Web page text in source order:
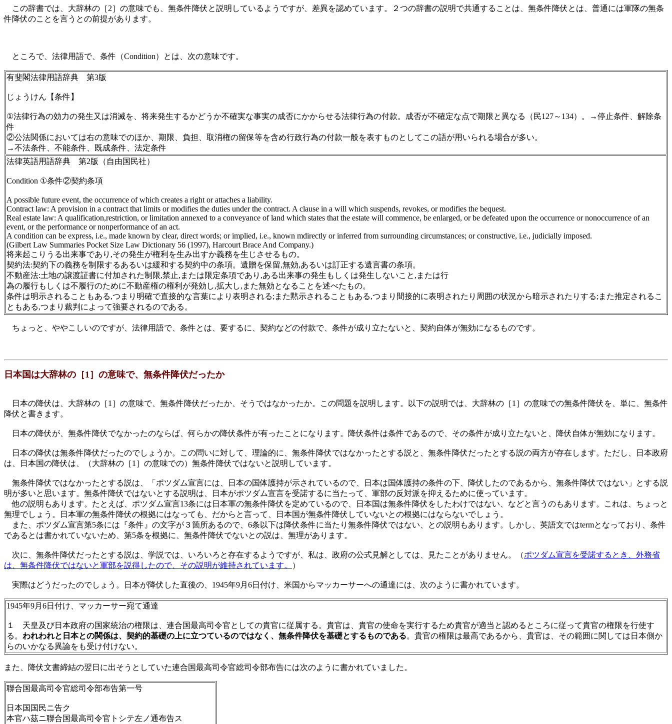
この辞書では、大辞林の［2］の意味でも、無条件降伏と説明しているようですが、差異を認めています。２つの辞書の説明で共通することは、無条件降伏とは、普通には軍隊の無条
件降伏のことを言うとの前提があります。
ところで、法律用語で、条件（Condition）とは、次の意味です。
有斐閣法律用語辞典 第3版
じょうけん【条件】
①法律行為の効力の発生又は消滅を、将来発生するかどうか不確実な事実の成否にかからせる法律行為の付款。成否が不確定な点で期限と異なる（民127～134）。→停止条件、解除条
件
②公法関係においては右の意味でのほか、期限、負担、取消権の留保等を含め行政行為の付款一般を表すものとしてこの語が用いられる場合が多い。
→不法条件、不能条件、既成条件、法定条件
法律英語用語辞典 第2版（自由国民社）
Condition ①条件②契約条項
A possible future event, the occurrence of which creates a right or attaches a liability.
Contract law: A provision in a contract that limits or modifies the duties under the contract. A clause in a will which suspends, revokes, or modifies the bequest.
Real estate law: A qualification,restriction, or limitation annexed to a conveyance of land which states that the estate will commence, be enlarged, or be defeated upon the occurrence or nonoccurrence of an
event, or the performance or nonperformance of an act.
A condition can be express, i.e., made known by clear, direct words; or implied, i.e., known mdirectly or inferred from surrounding circumstances; or constructive, i.e., judicially imposed.
(Gilbert Law Summaries Pocket Size Law Dictionary 56 (1997), Harcourt Brace And Company.)
将来起こりうる出来事であり,その発生が権利を生み出すか義務を生じさせるもの。
契約法:契約下の義務を制限するあるいは緩和する契約中の条項。遺贈を保留,無効,あるいは訂正する遺言書の条項。
不動産法:土地の譲渡証書に付加された制限,禁止,または限定条項であり,ある出来事の発生もしくは発生しないこと,または行
為の履行もしくは不履行のために不動産権の権利が発効し,拡大し,また無効となることを述べたもの。
条件は明示されることもある,つまり明確で直接的な言葉により表明される;また黙示されることもある,つまり間接的に表明されたり周囲の状況から暗示されたりする;また推定されるこ
ともある,つまり裁判によって強要されるのである。
ちょっと、ややこしいのですが、法律用語で、条件とは、要するに、契約などの付款で、条件が成り立たないと、契約自体が無効になるものです。
日本国は大辞林の［1］の意味で、無条件降伏だったか
日本の降伏は、大辞林の［1］の意味で、無条件降伏だったか、そうではなかったか。この問題を説明します。以下の説明では、大辞林の［1］の意味での無条件降伏を、単に、無条件
降伏と書きます。
日本の降伏が、無条件降伏でなかったのならば、何らかの降伏条件が有ったことになります。降伏条件は条件であるので、その条件が成り立たないと、降伏自体が無効になります。
日本の降伏は無条件降伏だったのでしょうか。この問いに対して、理論的に、無条件降伏ではなかったとする説と、無条件降伏だったとする説の両方が存在します。ただし、日本政府
は、日本国の降伏は、（大辞林の［1］の意味での）無条件降伏ではないと説明しています。
無条件降伏ではなかったとする説は、「ポツダム宣言には、日本の国体護持が示されているので、日本は国体護持の条件の下、降伏したのであるから、無条件降伏ではない」とする説
明が多いと思います。無条件降伏ではないとする説明は、日本がポツダム宣言を受諾するに当たって、軍部の反対派を抑えるために使っています。
他の説明もあります。たとえば、ポツダム宣言13条には日本軍の無条件降伏を定めているので、日本国は無条件降伏をしたわけではない、などと言うのもあります。これは、ちょっと
無理でしょう。日本軍の無条件降伏の根拠にはなっても、だからと言って、日本国が無条件降伏していないとの根拠にはならないでしょう。
また、ポツダム宣言第5条には『条件』の文字が３箇所あるので、6条以下は降伏条件に当たり無条件降伏ではない、との説明もあります。しかし、英語文ではtermとなっており、条件
であるとは書かれていないため、第5条を根拠に、無条件降伏でないとの説は、無理があります。
次に、無条件降伏だったとする説は、学説では、いろいろと存在するようですが、私は、政府の公式見解としては、見たことがありません。（ポツダム宣言を受諾するとき、外務省
は、無条件降伏ではないと軍部を説得したので、その説明が維持されています。
）
実際はどうだったのでしょう。日本が降伏した直後の、1945年9月6日付け、米国からマッカーサーへの通達には、次のように書かれています。
1945年9月6日付け、マッカーサー宛て通達
１ 天皇及び日本政府の国家統治の権限は、連合国最高司令官としての貴官に従属する。貴官は、貴官の使命を実行するため貴官が適当と認めるところに従って貴官の権限を行使す
る。 われわれと日本との関係は、契約的基礎の上に立つているのではなく、無条件降伏を基礎とするものである。貴官の権限は最高であるから、貴官は、その範囲に関しては日本側か
らのいかなる異論をも受け付けない。
また、降伏文書締結の翌日に出そうとしていた連合国最高司令官総司令部布告には次のように書かれていました。
聯合国最高司令官総司令部布告第一号
日本国国民ニ告ク
本官ハ茲ニ聯合国最高司令官トシテ左ノ通布告ス